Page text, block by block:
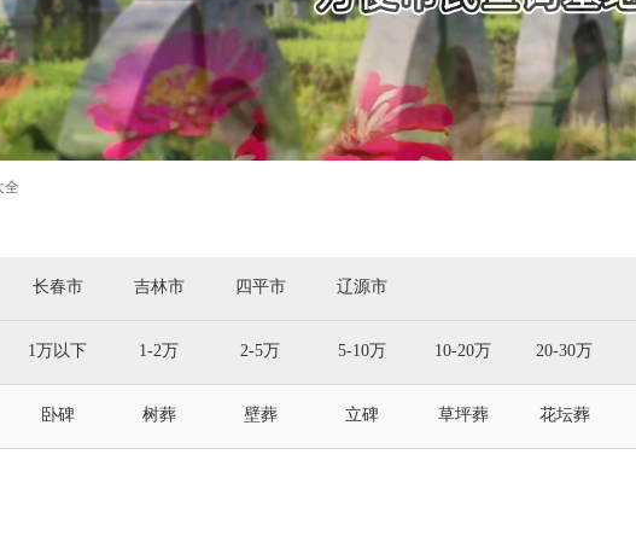
全
长春市 吉林市 四平市 辽源市
1万以下 1-2万 2-5万 5-10万 10-20万 20-30万
卧碑 树葬 壁葬 立碑 草坪葬 花坛葬